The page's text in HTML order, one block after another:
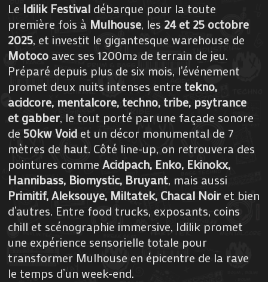
Le Idilik Festival débarque pour la toute
première fois à Mulhouse, les 24 et 25 octobre
2025, et investit le gigantesque warehouse de
Motoco avec ses 1200m² de terrain de jeu.
Préparé depuis plus de six mois, l’événement
promet deux nuits intenses entre tekno,
acidcore, mentalcore, techno, tribe, psytrance
et gabber, le tout porté par une façade sonore
de 50kw Void et un décor monumental de 7
mètres de haut. Côté line-up, on retrouvera des
pointures commeAcidpach, Enko, Ekinokx,
Hannibass, Biomystic, Bruyant, mais aussi
Primitif, Aleksouye, Miltatek, Chacal Noir et bien
d’autres. Entre food trucks, exposants, coins
chill et scénographie immersive, Idilik promet
une expérience sensorielle totale pour
transformer Mulhouse en épicentre de la rave
le temps d’un week-end.